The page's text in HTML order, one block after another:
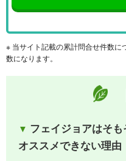
※ 当サイト記載の累計問合せ件数
数になります。
フェイジョアはそ
オススメできない理由